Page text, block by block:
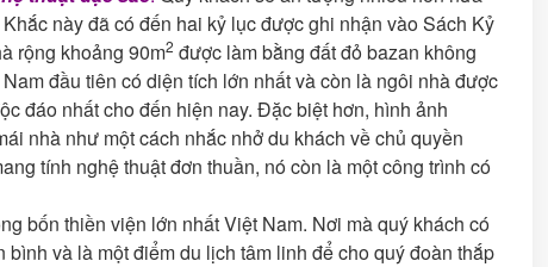
này đã có đến hai kỷ lục được ghi nhận vào Sách Kỷ
rộng khoảng 90m2 được làm bằng đất đỏ bazan không
đầu tiên có diện tích lớn nhất và còn là ngôi nhà được
đáo nhất cho đến hiện nay. Đặc biệt hơn, hình ảnh
nhà như một cách nhắc nhở du khách về chủ quyền
tính nghệ thuật đơn thuần, nó còn là một công trình có
bốn thiền viện lớn nhất Việt Nam. Nơi mà quý khách có
và là một điểm du lịch tâm linh để cho quý đoàn thắp